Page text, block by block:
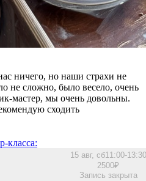
ничего, но наши страхи не
не сложно, было весело, очень
мастер, мы очень довольны.
сходить
15 авг, сб11:00-13:30
2500₽
Запись закрыта